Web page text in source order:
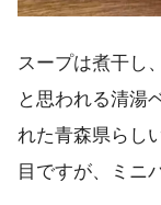
スープは煮干し
と思われる清湯
れた青森県らし
目ですが、ミニ